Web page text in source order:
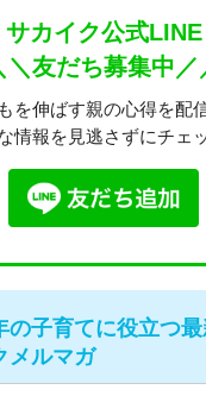
サカイク公式LINE
＼友だち募集中／
を伸ばす親の心得を配
情報を見逃さずにチェ
の子育てに役立つ
メルマガ